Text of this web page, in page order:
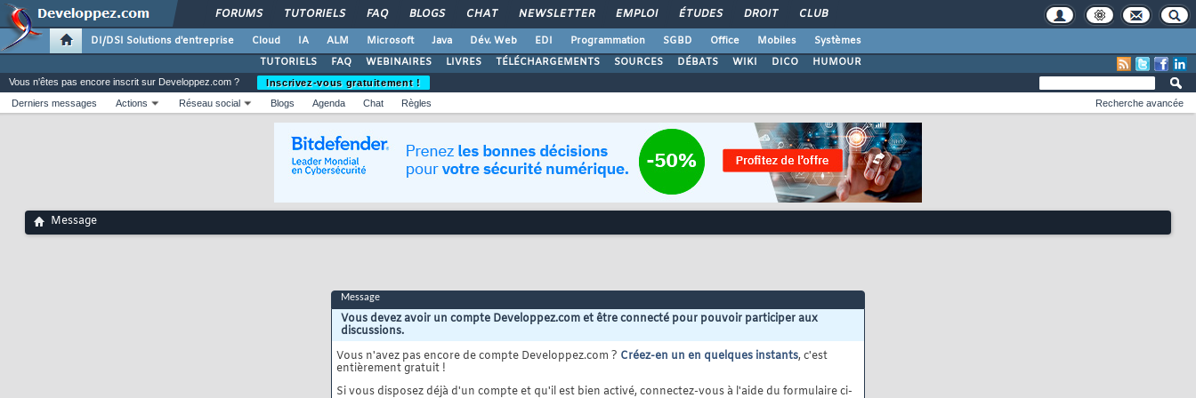
FORUMS TUTORIELS FAQ BLOGS CHAT NEWSLETTER EMPLOI ÉTUDES DROIT CLUB
DI/DSI Solutions d'entreprise Cloud IA ALM Microsoft Java Dév. Web EDI Programmation SGBD Office Mobiles
Systèmes
TUTORIELS
FAQ WEBINAIRES LIVRES TÉLÉCHARGEMENTS SOURCES DÉBATS WIKI DICO HUMOUR
Vous n'êtes pas encore inscrit sur Developpez.com ?
Inscrivez-vous gratuitement !
Derniers messages
Actions Réseau social Blogs Agenda Chat Règles Recherche avancée
Message
Message
Vous devez avoir un compte Developpez.com et être connecté pour pouvoir participer aux
discussions.
Vous n'avez pas encore de compte Developpez.com ? Créez-en un en quelques instants, c'est
entièrement gratuit !
Si vous disposez déjà d'un compte et qu'il est bien activé, connectez-vous à l'aide du formulaire ci-